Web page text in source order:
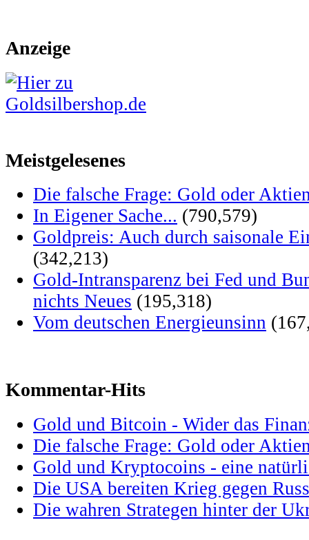
Anzeige
Meistgelesenes
Die falsche Frage: Gold oder
In Eigener Sache... (790,579)
Goldpreis: Auch durch saisonale
(342,213)
Gold-Intransparenz bei Fed und
nichts Neues (195,318)
Vom deutschen Energieunsinn
Kommentar-Hits
Gold und Bitcoin - Wider das
Die falsche Frage: Gold oder
Gold und Kryptocoins - eine
Die USA bereiten Krieg gegen
Die wahren Strategen hinter der